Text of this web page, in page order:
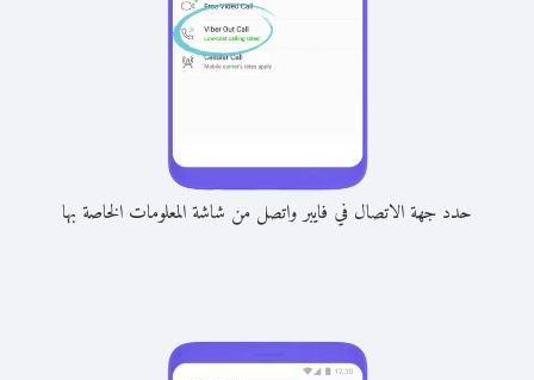
حدد جهة الاتصال في فايبر واتصل من شاشة المعلومات الخاصة بها